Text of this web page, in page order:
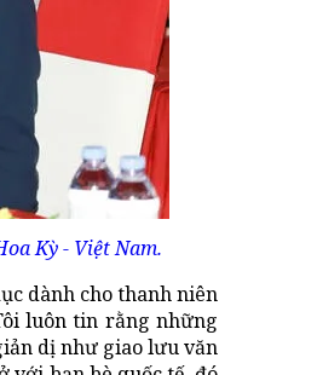
Kỳ - Việt Nam.
dành cho thanh niên
luôn tin rằng những
dị như giao lưu văn